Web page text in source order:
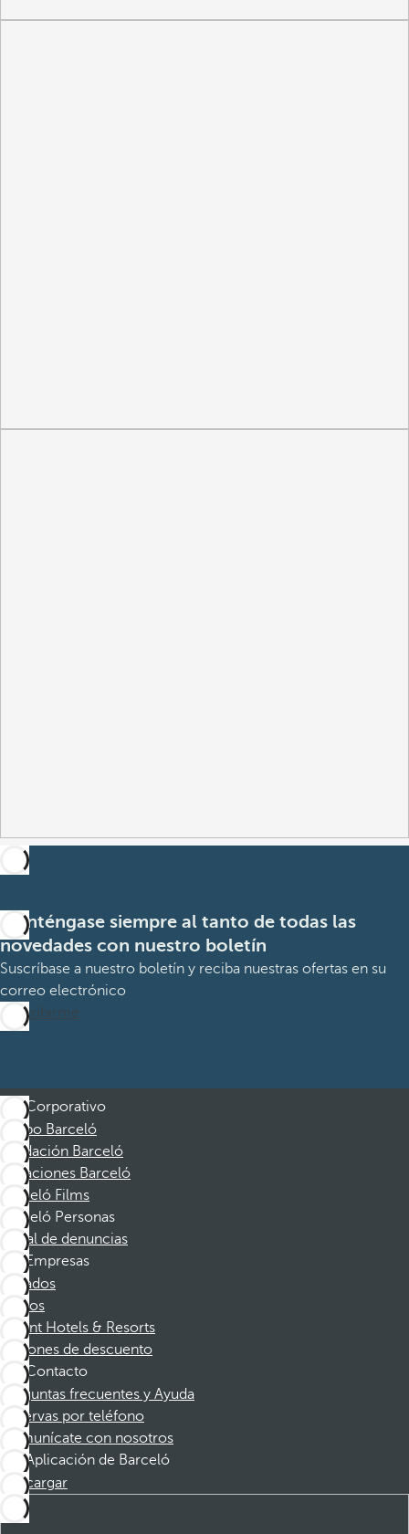
Manténgase siempre al tanto de todas las
novedades con nuestro boletín
Suscríbase a nuestro boletín y reciba nuestras ofertas en su
correo electrónico
Suscribirme
Corporativo
Grupo Barceló
Fundación Barceló
Vacaciones Barceló
Barceló Films
Barceló Personas
Canal de denuncias
Empresas
Afiliados
Socios
Dorint Hotels & Resorts
Cupones de descuento
Contacto
Preguntas frecuentes y Ayuda
Reservas por teléfono
Comunícate con nosotros
Aplicación de Barceló
Descargar